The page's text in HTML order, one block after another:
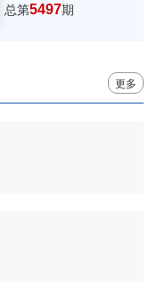
总第5497期
更多